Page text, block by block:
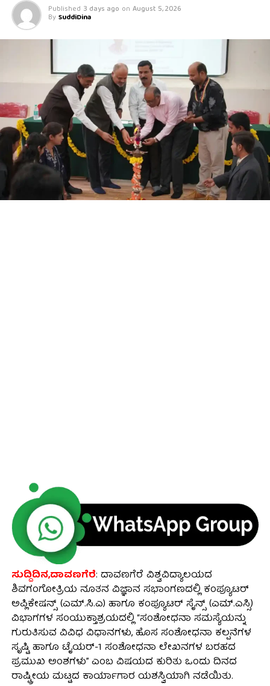
Published 3 days ago on August 5, 2026
By SuddiDina
ಸುದ್ದಿದಿನ,ದಾವಣಗೆರೆ: ದಾವಣಗೆರೆ ವಿಶ್ವವಿದ್ಯಾಲಯದ
ಶಿವಗಂಗೋತ್ರಿಯ ನೂತನ ವಿಜ್ಞಾನ ಸಭಾಂಗಣದಲ್ಲಿ ಕಂಪ್ಯೂಟರ್
ಅಪ್ಲಿಕೇಷನ್ಸ್ (ಎಮ್.ಸಿ.ಎ) ಹಾಗೂ ಕಂಪ್ಯೂಟರ್ ಸೈನ್ಸ್ (ಎಮ್.ಎಸ್ಸಿ)
ವಿಭಾಗಗಳ ಸಂಯುಕ್ತಾಶ್ರಯದಲ್ಲಿ “ಸಂಶೋಧನಾ ಸಮಸ್ಯೆಯನ್ನು
ಗುರುತಿಸುವ ವಿವಿಧ ವಿಧಾನಗಳು, ಹೊಸ ಸಂಶೋಧನಾ ಕಲ್ಪನೆಗಳ
ಸೃಷ್ಟಿ ಹಾಗೂ ಟೈಯರ್-1 ಸಂಶೋಧನಾ ಲೇಖನಗಳ ಬರಹದ
ಪ್ರಮುಖ ಅಂಶಗಳು” ಎಂಬ ವಿಷಯದ ಕುರಿತು ಒಂದು ದಿನದ
ರಾಷ್ಟ್ರೀಯ ಮಟ್ಟದ ಕಾರ್ಯಾಗಾರ ಯಶಸ್ವಿಯಾಗಿ ನಡೆಯಿತು.